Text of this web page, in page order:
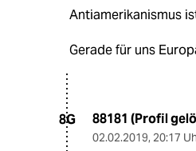
Antiamerikanismus
Gerade für uns
8G 88181 (Profil
02.02.2019, 20:17